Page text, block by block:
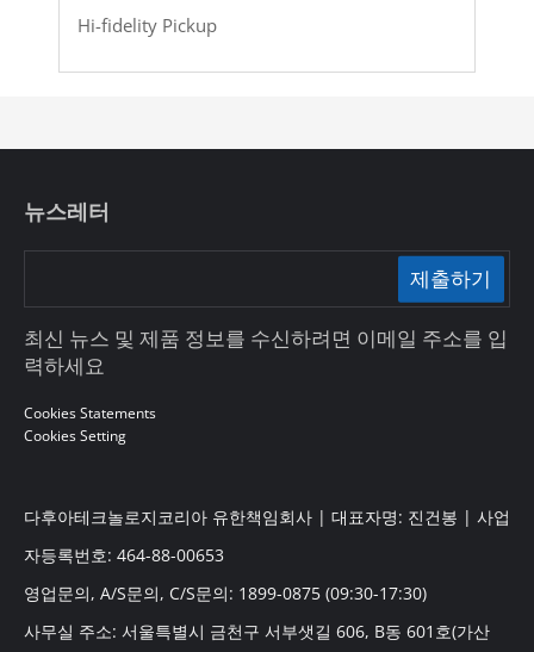
Hi-fidelity Pickup
뉴스레터
제출하기
최신 뉴스 및 제품 정보를 수신하려면 이메일 주소를 입
력하세요
Cookies Statements
Cookies Setting
다후아테크놀로지코리아 유한책임회사 | 대표자명: 진건봉 | 사업
자등록번호: 464-88-00653
영업문의, A/S문의, C/S문의: 1899-0875 (09:30-17:30)
사무실 주소: 서울특별시 금천구 서부샛길 606, B동 601호(가산